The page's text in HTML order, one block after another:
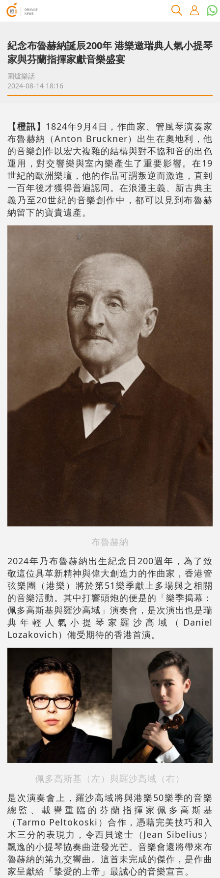
紀念布魯赫納誕辰200年 港樂邀瑞典人氣小提琴
家與芬蘭指揮家獻音樂盛宴
圍爐樂話
2024-08-14 18:16
【橙訊】 1824年9月4日，作曲家、管風琴演奏家
布魯赫納（Anton Bruckner）出生在奧地利，他
的音樂創作以宏大複雜的結構與對不協和音的出色
運用，對交響樂與室內樂產生了重要影響。在19
世紀的歐洲樂壇，他的作品可謂叛逆而激進，直到
一百年後才獲得普遍認同。在浪漫主義、新古典主
義乃至20世紀的音樂創作中，都可以見到布魯赫
納留下的寶貴遺產。
布魯赫納
2024年乃布魯赫納出生紀念日200週年，為了致
敬這位具革新精神與偉大創造力的作曲家，香港管
弦樂團（港樂）將於第51樂季獻上多場與之相關
的音樂活動。其中打響頭炮的便是的「樂季揭幕：
佩多高斯基與羅沙高域」演奏會，是次演出也是瑞
典年輕人氣小提琴家羅沙高域（Daniel
Lozakovich）備受期待的香港首演。
佩多高斯基（左）與羅沙高域（右）
是次演奏會上，羅沙高域將與港樂50樂季的音樂
總監、載譽重臨的芬蘭指揮家佩多高斯基
（Tarmo Peltokoski）合作，憑藉完美技巧和入
木三分的表現力，令西貝遼士（Jean Sibelius）
飄逸的小提琴協奏曲迸發光芒。音樂會還將帶來布
魯赫納的第九交響曲。這首未完成的傑作，是作曲
家呈獻給「摯愛的上帝」最誠心的音樂宣言。